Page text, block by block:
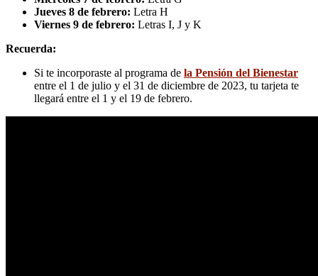
Jueves 8 de febrero: Letra H
Viernes 9 de febrero: Letras I, J y K
Recuerda:
Si te incorporaste al programa de la Pensión del Bienestar
entre el 1 de julio y el 31 de diciembre de 2023, tu tarjeta te
llegará entre el 1 y el 19 de febrero.